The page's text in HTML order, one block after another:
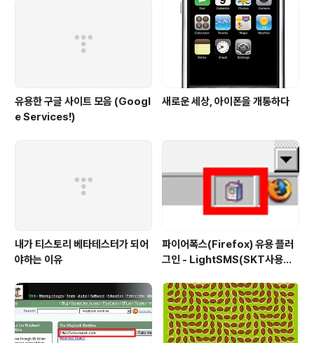
유용한 구글 사이트 모음 (Googl
e Services!)
새로운 세상, 아이폰을 개통하다
내가 티스토리 베타테스터가 되어
야하는 이유
파이어폭스(Firefox) 유용 플러
그인 - LightSMS(SKT사용자